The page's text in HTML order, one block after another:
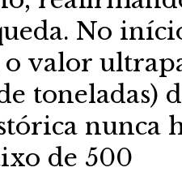
No
valor
toneladas)
nunca
de 500